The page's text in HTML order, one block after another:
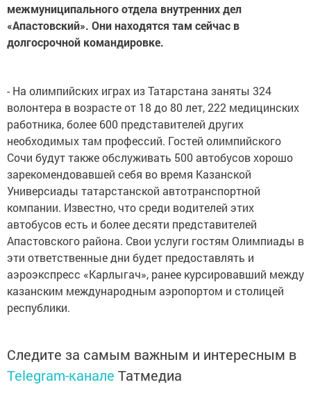
межмуниципального отдела внутренних дел
«Апастовский». Они находятся там сейчас в
долгосрочной командировке.
- На олимпийских играх из Татарстана заняты 324
волонтера в возрасте от 18 до 80 лет, 222 медицинских
работника, более 600 представителей других
необходимых там профессий. Гостей олимпийского
Сочи будут также обслуживать 500 автобусов хорошо
зарекомендовавшей себя во время Казанской
Универсиады татарстанской автотранспортной
компании. Известно, что среди водителей этих
автобусов есть и более десяти представителей
Апастовского района. Свои услуги гостям Олимпиады в
эти ответственные дни будет предоставлять и
аэроэкспресс «Карлыгач», ранее курсировавший между
казанским международным аэропортом и столицей
республики.
Следите за самым важным и интересным в
Telegram-канале Татмедиа